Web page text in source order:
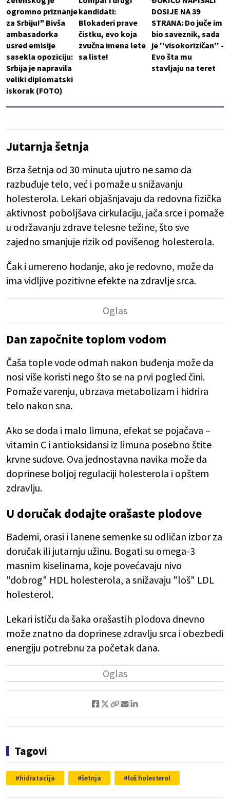
ogromno priznanje
za Srbiju!" Bivša
ambasadorka
usred emisije
sasekla opoziciju:
Srbija je napravila
veliki diplomatski
iskorak (FOTO)
kandidati:
Blokaderi prave
čistku, evo koja
zvučna imena lete
sa liste!
DOSIJE NA 39
STRANA: Do juče im
bio saveznik, sada
je ''visokorizičan'' -
Evo šta mu
stavljaju na teret
Jutarnja šetnja
Brza šetnja od 30 minuta ujutro ne samo da
razbuđuje telo, već i pomaže u snižavanju
holesterola. Lekari objašnjavaju da redovna fizička
aktivnost poboljšava cirkulaciju, jača srce i pomaže
u održavanju zdrave telesne težine, što sve
zajedno smanjuje rizik od povišenog holesterola.
Čak i umereno hodanje, ako je redovno, može da
ima vidljive pozitivne efekte na zdravlje srca.
Dan započnite toplom vodom
Čaša tople vode odmah nakon buđenja može da
nosi više koristi nego što se na prvi pogled čini.
Pomaže varenju, ubrzava metabolizam i hidrira
telo nakon sna.
Ako se doda i malo limuna, efekat se pojačava –
vitamin C i antioksidansi iz limuna posebno štite
krvne sudove. Ova jednostavna navika može da
doprinese boljoj regulaciji holesterola i opštem
zdravlju.
U doručak dodajte orašaste plodove
Bademi, orasi i lanene semenke su odličan izbor za
doručak ili jutarnju užinu. Bogati su omega-3
masnim kiselinama, koje povećavaju nivo
"dobrog" HDL holesterola, a snižavaju "loš" LDL
holesterol.
Lekari ističu da šaka orašastih plodova dnevno
može znatno da doprinese zdravlju srca i obezbedi
energiju potrebnu za početak dana.
Tagovi
hidratacija šetnja loš holesterol